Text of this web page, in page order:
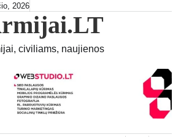
2026
civiliams, naujienos